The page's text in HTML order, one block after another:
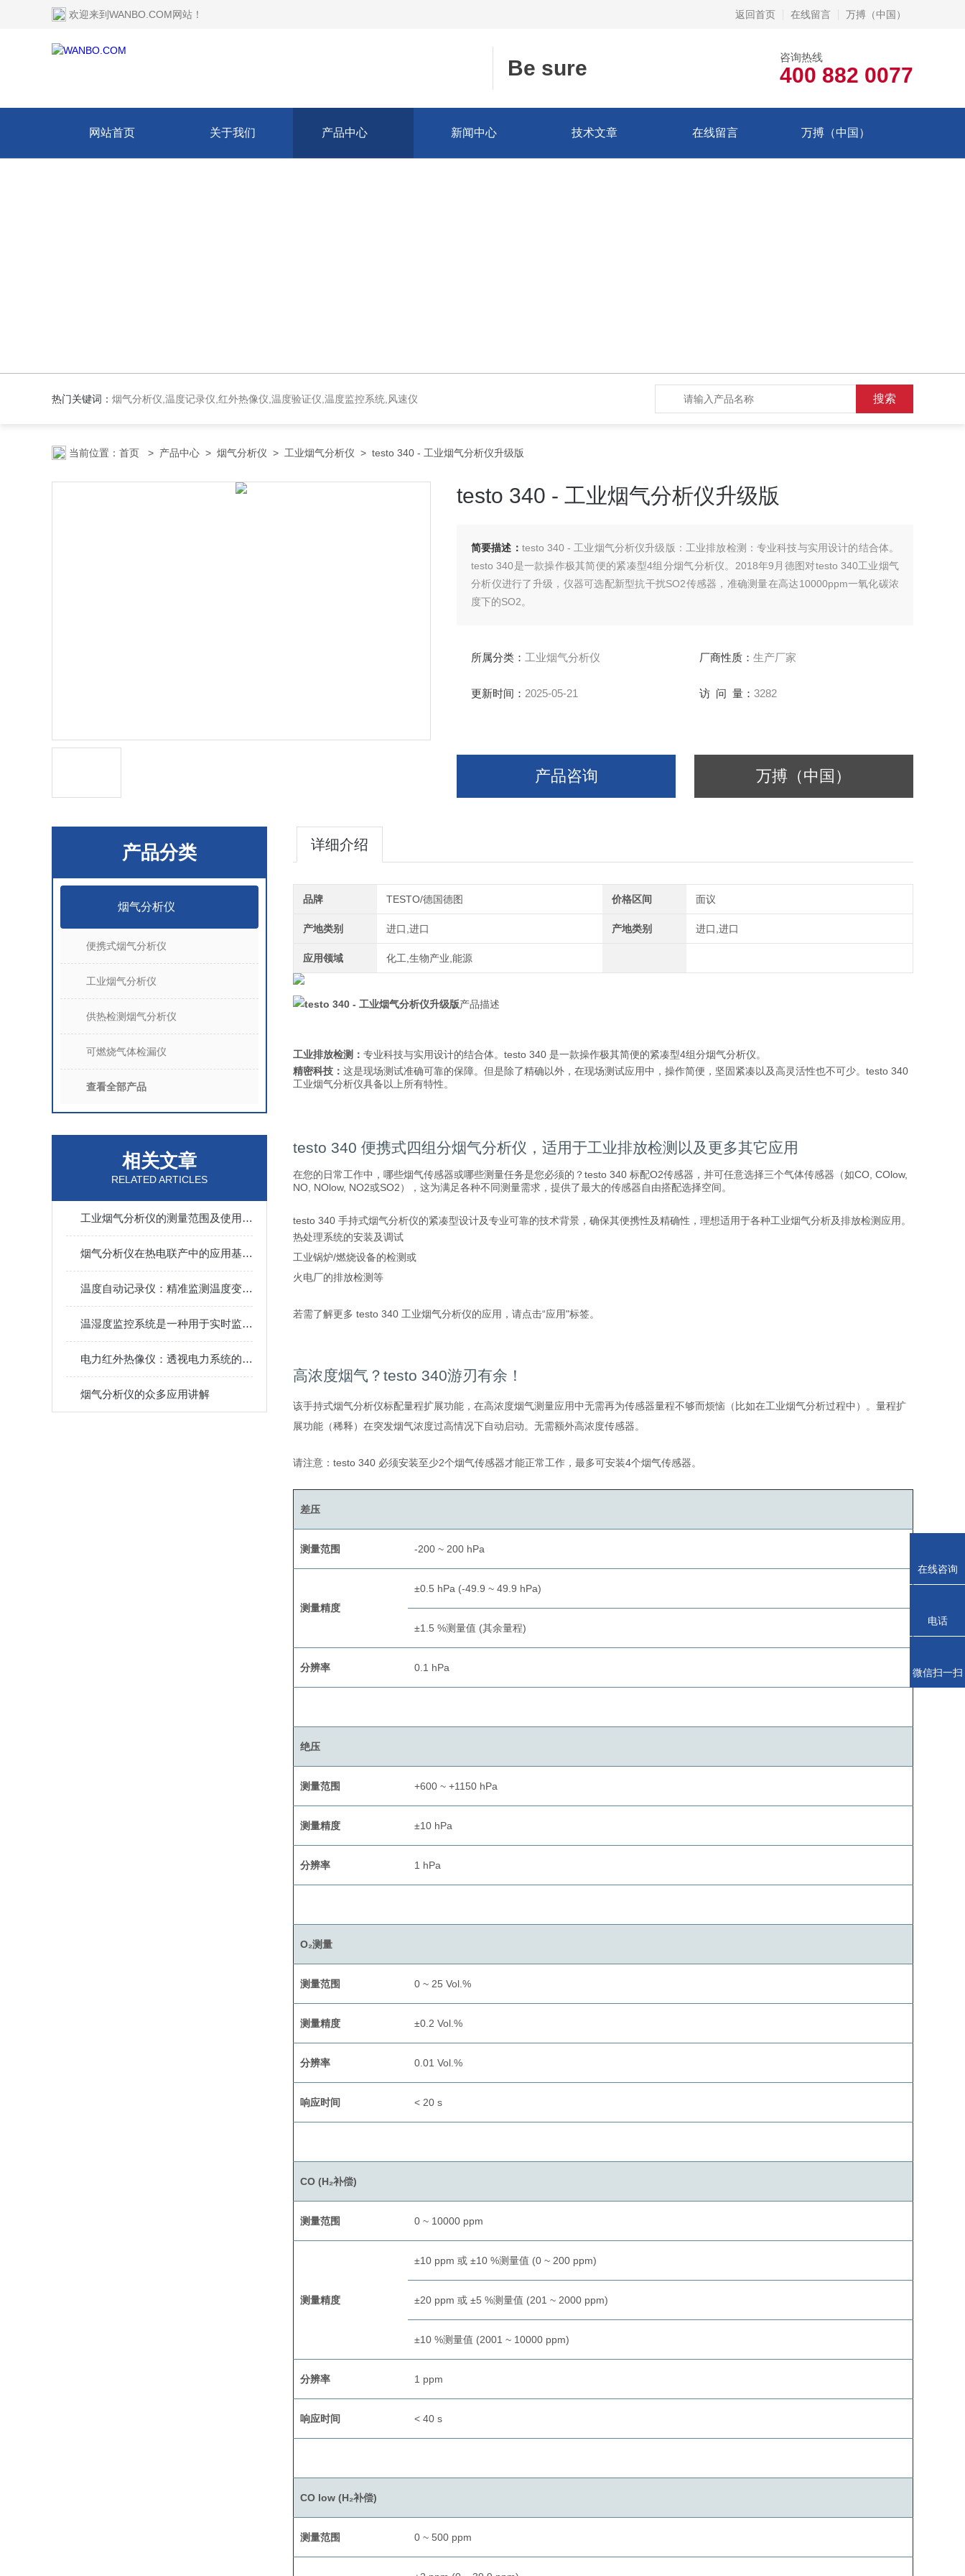
欢迎来到 WANBO.COM网站 ！ 返回首页 在线留言 万搏（中国）
Be sure 咨询热线
400 882 0077
网站首页 关于我们 产品中心 新闻中心 技术文章 在线留言 万搏（中国）
热门关键词： 烟气分析仪,温度记录仪,红外热像仪,温度验证仪,温度监控系统,风速仪
当前位置： 首页 > 产品中心 > 烟气分析仪 > 工业烟气分析仪 > testo 340 - 工业烟气分析仪升级版
testo 340 - 工业烟气分析仪升级版
简要描述： testo 340 - 工业烟气分析仪升级版：工业排放检测：专业科技与实用设计的结合体。
testo 340是一款操作极其简便的紧凑型4组分烟气分析仪。2018年9月德图对testo 340工业烟气
分析仪进行了升级，仪器可选配新型抗干扰SO2传感器，准确测量在高达10000ppm一氧化碳浓
度下的SO2。
所属分类： 工业烟气分析仪 厂商性质： 生产厂家
更新时间： 2025-05-21 访 问 量： 3282
产品咨询 万搏（中国）
产品分类
烟气分析仪
便携式烟气分析仪
工业烟气分析仪
供热检测烟气分析仪
可燃烧气体检漏仪
查看全部产品
相关文章
RELATED ARTICLES
工业烟气分析仪的测量范围及使用效果
烟气分析仪在热电联产中的应用基础知识（一）
温度自动记录仪：精准监测温度变化的现代工具
温湿度监控系统是一种用于实时监测和调控温度和湿度的系统
电力红外热像仪：透视电力系统的“热眼”
烟气分析仪的众多应用讲解
详细介绍
品牌 TESTO/德国德图 价格区间 面议
产地类别 进口,进口 产地类别 进口,进口
应用领域 化工,生物产业,能源
testo 340 - 工业烟气分析仪升级版产品描述
工业排放检测： 专业科技与实用设计的结合体。testo 340 是一款操作极其简便的紧凑型4组分烟气分析仪。
精密科技： 这是现场测试准确可靠的保障。但是除了精确以外，在现场测试应用中，操作简便，坚固紧凑以及高灵活性也不可少。testo 340
工业烟气分析仪具备以上所有特性。
testo 340 便携式四组分烟气分析仪，适用于工业排放检测以及更多其它应用
在您的日常工作中，哪些烟气传感器或哪些测量任务是您必须的？testo 340 标配O2传感器，并可任意选择三个气体传感器（如CO, COlow,
NO, NOlow, NO2或SO2），这为满足各种不同测量需求，提供了最大的传感器自由搭配选择空间。
testo 340 手持式烟气分析仪的紧凑型设计及专业可靠的技术背景，确保其便携性及精确性，理想适用于各种工业烟气分析及排放检测应用。
热处理系统的安装及调试
工业锅炉/燃烧设备的检测或
火电厂的排放检测等
若需了解更多 testo 340 工业烟气分析仪的应用，请点击“应用"标签。
高浓度烟气？testo 340游刃有余！
该手持式烟气分析仪标配量程扩展功能，在高浓度烟气测量应用中无需再为传感器量程不够而烦恼（比如在工业烟气分析过程中）。量程扩
展功能（稀释）在突发烟气浓度过高情况下自动启动。无需额外高浓度传感器。
请注意：testo 340 必须安装至少2个烟气传感器才能正常工作，最多可安装4个烟气传感器。
差压
测量范围 -200 ~ 200 hPa
测量精度
±0.5 hPa (-49.9 ~ 49.9 hPa)
±1.5 %测量值 (其余量程)
分辨率 0.1 hPa
绝压
测量范围 +600 ~ +1150 hPa
测量精度 ±10 hPa
分辨率 1 hPa
O₂测量
测量范围 0 ~ 25 Vol.%
测量精度 ±0.2 Vol.%
分辨率 0.01 Vol.%
响应时间 < 20 s
CO (H₂补偿)
测量范围 0 ~ 10000 ppm
测量精度
±10 ppm 或 ±10 %测量值 (0 ~ 200 ppm)
±20 ppm 或 ±5 %测量值 (201 ~ 2000 ppm)
±10 %测量值 (2001 ~ 10000 ppm)
分辨率 1 ppm
响应时间 < 40 s
CO low (H₂补偿)
测量范围 0 ~ 500 ppm
在线咨询
电话
微信扫一扫